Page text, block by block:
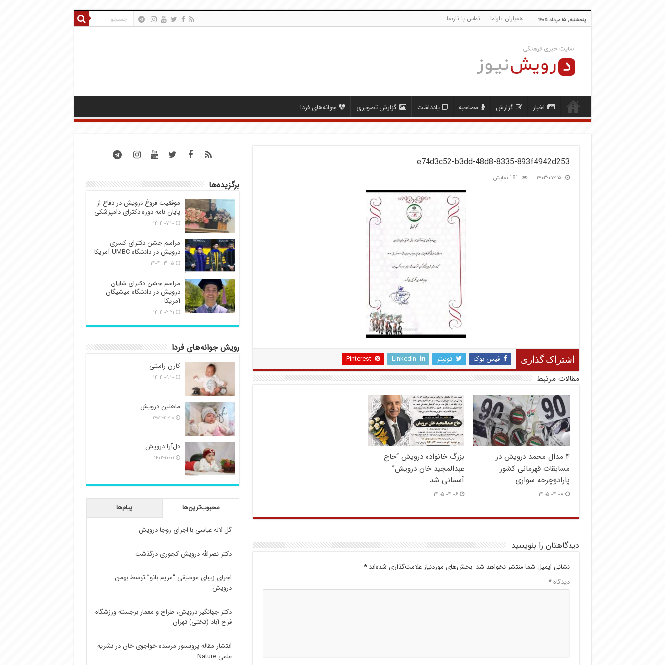
پنجشنبه , ۱۵ مرداد ۱۴۰۵ همیاران تارنما تماس با تارنما
اخبار گزارش مصاحبه یادداشت گزارش تصویری جوانه‌های فردا
e74d3c52-b3dd-48d8-8335-893f4942d253
۱۴۰۳-۰۷-۲۵ 181 نمایش
اشتراک گذاری فیس بوک توییتر LinkedIn
Pinterest
مقالات مرتبط
۴ مدال محمد درویش در
مسابقات قهرمانی کشور
پارادوچرخه سواری
۱۴۰۵-۰۴-۰۸
بزرگ خانواده درویش “حاج
عبدالمجید خان درویش”
آسمانی شد
۱۴۰۵-۰۴-۰۶
دیدگاهتان را بنویسید
نشانی ایمیل شما منتشر نخواهد شد. بخش‌های موردنیاز علامت‌گذاری شده‌اند*
دیدگاه*
برگزیده‌ها
موفقیت فروغ درویش در دفاع از
پایان نامه دوره دکترای دامپزشکی
۱۴۰۴-۰۷-۱۰
مراسم جشن دکترای کسری
درویش در دانشگاه UMBC آمریکا
۱۴۰۴-۰۳-۰۵
مراسم جشن دکترای شایان
درویش در دانشگاه میشیگان
آمریکا
۱۴۰۴-۰۲-۲۱
رویش جوانه‌های فردا
کارن راستی
۱۴۰۴-۰۹-۱۰
ماهلین درویش
۱۴۰۳-۱۲-۲۰
دل‌آرا درویش
۱۴۰۲-۱۰-۰۱
محبوب‌ترین‌ها پیام‌ها
گل لاله عباسی با اجرای روجا درویش
دکتر نصرالله درویش کجوری درگذشت
اجرای زیبای موسیقی “مریم بانو” توسط بهمن
درویش
دکتر جهانگیر درویش، طراح و معمار برجسته ورزشگاه
فرح آباد (تختی) تهران
انتشار مقاله پروفسور مرسده خواجوی خان در نشریه
علمی Nature